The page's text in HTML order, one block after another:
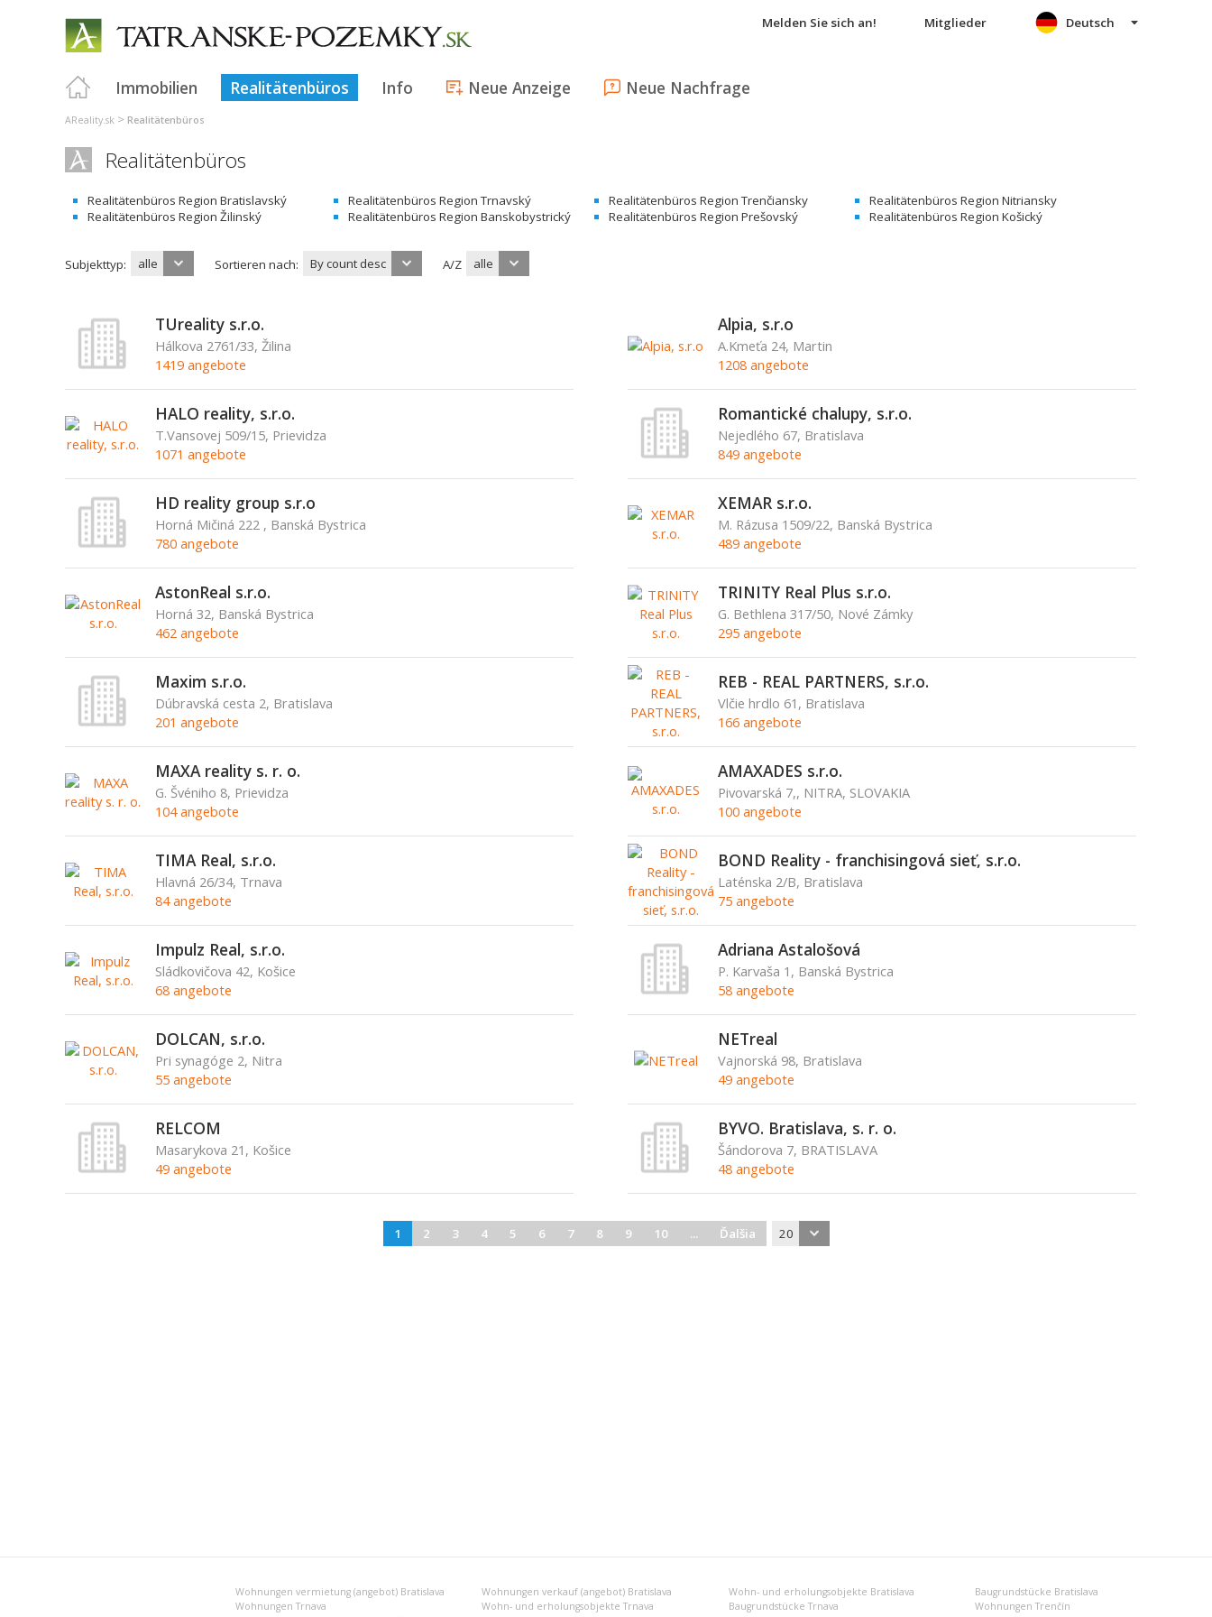
Melden Sie sich an! Mitglieder
Immobilien Realitätenbüros Info Neue Anzeige Neue Nachfrage
Deutsch
AReality.sk > Realitätenbüros
Realitätenbüros
Realitätenbüros Region Bratislavský Realitätenbüros Region Trnavský Realitätenbüros Region Trenčiansky
Realitätenbüros Region Nitriansky
Realitätenbüros Region Žilinský
Realitätenbüros Region Banskobystrický Realitätenbüros Region Prešovský Realitätenbüros Region Košický
Subjekttyp: alle Sortieren nach: By count desc A/Z alle
TUreality s.r.o.
Hálkova 2761/33, Žilina
1419 angebote
Alpia, s.r.o
A.Kmeťa 24, Martin
1208 angebote
HALO reality, s.r.o.
T.Vansovej 509/15, Prievidza
1071 angebote
Romantické chalupy, s.r.o.
Nejedlého 67, Bratislava
849 angebote
HD reality group s.r.o
Horná Mičiná 222 , Banská Bystrica
780 angebote
XEMAR s.r.o.
M. Rázusa 1509/22, Banská Bystrica
489 angebote
AstonReal s.r.o.
Horná 32, Banská Bystrica
462 angebote
TRINITY Real Plus s.r.o.
G. Bethlena 317/50, Nové Zámky
295 angebote
Maxim s.r.o.
Dúbravská cesta 2, Bratislava
201 angebote
REB - REAL PARTNERS, s.r.o.
Vlčie hrdlo 61, Bratislava
166 angebote
MAXA reality s. r. o.
G. Švéniho 8, Prievidza
104 angebote
AMAXADES s.r.o.
Pivovarská 7,, NITRA, SLOVAKIA
100 angebote
TIMA Real, s.r.o.
Hlavná 26/34, Trnava
84 angebote
BOND Reality - franchisingová sieť, s.r.o.
Laténska 2/B, Bratislava
75 angebote
Impulz Real, s.r.o.
Sládkovičova 42, Košice
68 angebote
Adriana Astalošová
P. Karvaša 1, Banská Bystrica
58 angebote
DOLCAN, s.r.o.
Pri synagóge 2, Nitra
55 angebote
NETreal
Vajnorská 98, Bratislava
49 angebote
RELCOM
Masarykova 21, Košice
49 angebote
BYVO. Bratislava, s. r. o.
Šándorova 7, BRATISLAVA
48 angebote
1 2 3 4 5 6 7 8 9 10 ... Ďalšia 20
Wohnungen vermietung (angebot) Bratislava Wohnungen verkauf (angebot) Bratislava Wohn- und erholungsobjekte Bratislava
Baugrundstücke Bratislava
Wohnungen Trnava
Wohn- und erholungsobjekte Trnava Baugrundstücke Trnava
Wohnungen Trenčín